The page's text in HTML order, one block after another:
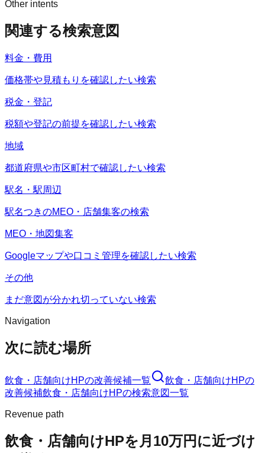
Other intents
関連する検索意図
料金・費用
価格帯や見積もりを確認したい検索
税金・登記
税額や登記の前提を確認したい検索
地域
都道府県や市区町村で確認したい検索
駅名・駅周辺
駅名つきのMEO・店舗集客の検索
MEO・地図集客
Googleマップや口コミ管理を確認したい検索
その他
まだ意図が分かれ切っていない検索
Navigation
次に読む場所
飲食・店舗向けHPの改善候補一覧 飲食・店舗向けHPの
改善候補飲食・店舗向けHPの検索意図一覧
Revenue path
飲食・店舗向けHPを月10万円に近づけ